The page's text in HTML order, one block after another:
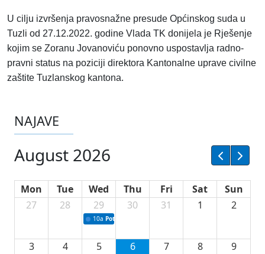
U cilju izvršenja pravosnažne presude Općinskog suda u
Tuzli od 27.12.2022. godine Vlada TK donijela je Rješenje
kojim se Zoranu Jovanoviću ponovno uspostavlja radno-
pravni status na poziciji direktora Kantonalne uprave civilne
zaštite Tuzlanskog kantona.
NAJAVE
August 2026
Mon Tue Wed Thu Fri Sat
Sun
27
28 29
10a Potpisivanje ugovora sa neprofitnim
30 31 1 2
3 4 5 6 7 8 9